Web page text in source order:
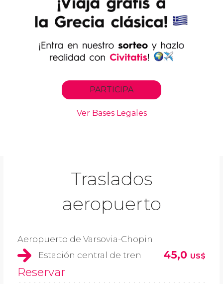
Traslados
aeropuerto
Aeropuerto de Varsovia-Chopin
Estación central de tren
45,0 US$
Reservar